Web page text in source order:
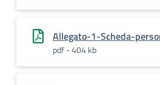
Allegato-1-Scheda-
pdf - 404 kb